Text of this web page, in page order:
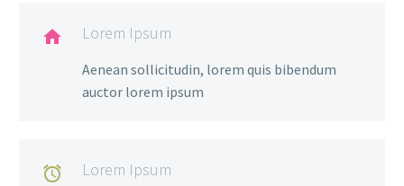
 Lorem Ipsum
Aenean sollicitudin, lorem quis bibendum
auctor lorem ipsum
 Lorem Ipsum